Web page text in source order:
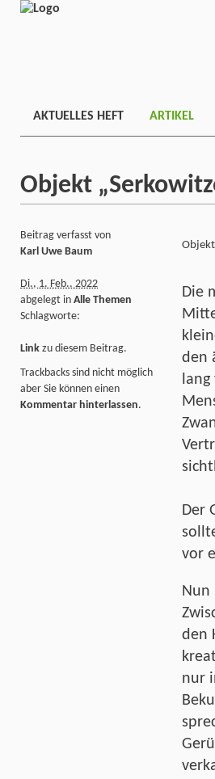
AKTUELLES HEFT ARTIKEL
Objekt
Die
den
Der
vor
Nun
den
nur
Beitrag verfasst von
Karl Uwe Baum
Di., 1. Feb.. 2022
abgelegt in Alle Themen
Schlagworte:
Link zu diesem Beitrag.
Trackbacks sind nicht möglich
aber Sie können einen
Kommentar hinterlassen.